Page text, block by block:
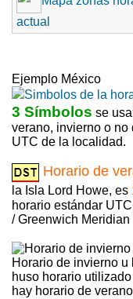
actual
Ejemplo México
3 Símbolos se
verano, invierno o no
UTC de la localidad.
Horario de
la Isla Lord Howe, es
horario estándar
/ Greenwich Meridian
Horario de invierno u
huso horario
hay horario de